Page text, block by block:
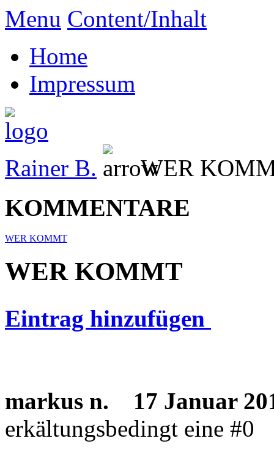
Menu Content/Inhalt
Home
Impressum
Rainer B. WER
KOMMENTARE
WER KOMMT
WER KOMMT
Eintrag hinzufügen
markus n.
17 Januar
erkältungsbedingt eine #0